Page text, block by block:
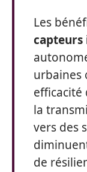
Les
urbaines
efficacité
la
vers des
de